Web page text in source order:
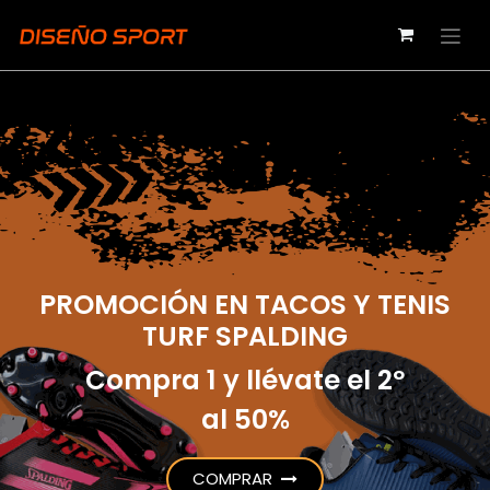
PROMOCIÓN EN TACOS Y TENIS
TURF SPALDING
Compra 1 y llévate el 2º
al 50%​​
COMPRAR​​